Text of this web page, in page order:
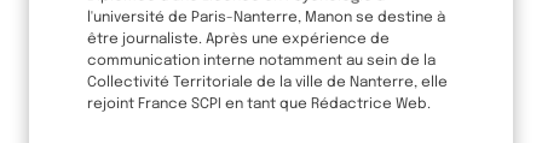
l'université de Paris-Nanterre, Manon se destine à
être journaliste. Après une expérience de
communication interne notamment au sein de la
Collectivité Territoriale de la ville de Nanterre, elle
rejoint France SCPI en tant que Rédactrice Web.